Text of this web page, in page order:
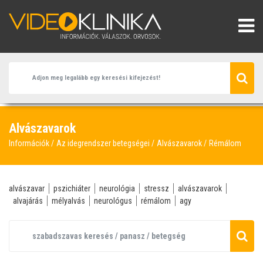
Alvászavarok
Információk Az idegrendszer betegségei Alvászavarok Rémálom
alvászavar pszichiáter neurológia stressz
alvászavarok
alvajárás
mélyalvás neurológus rémálom agy